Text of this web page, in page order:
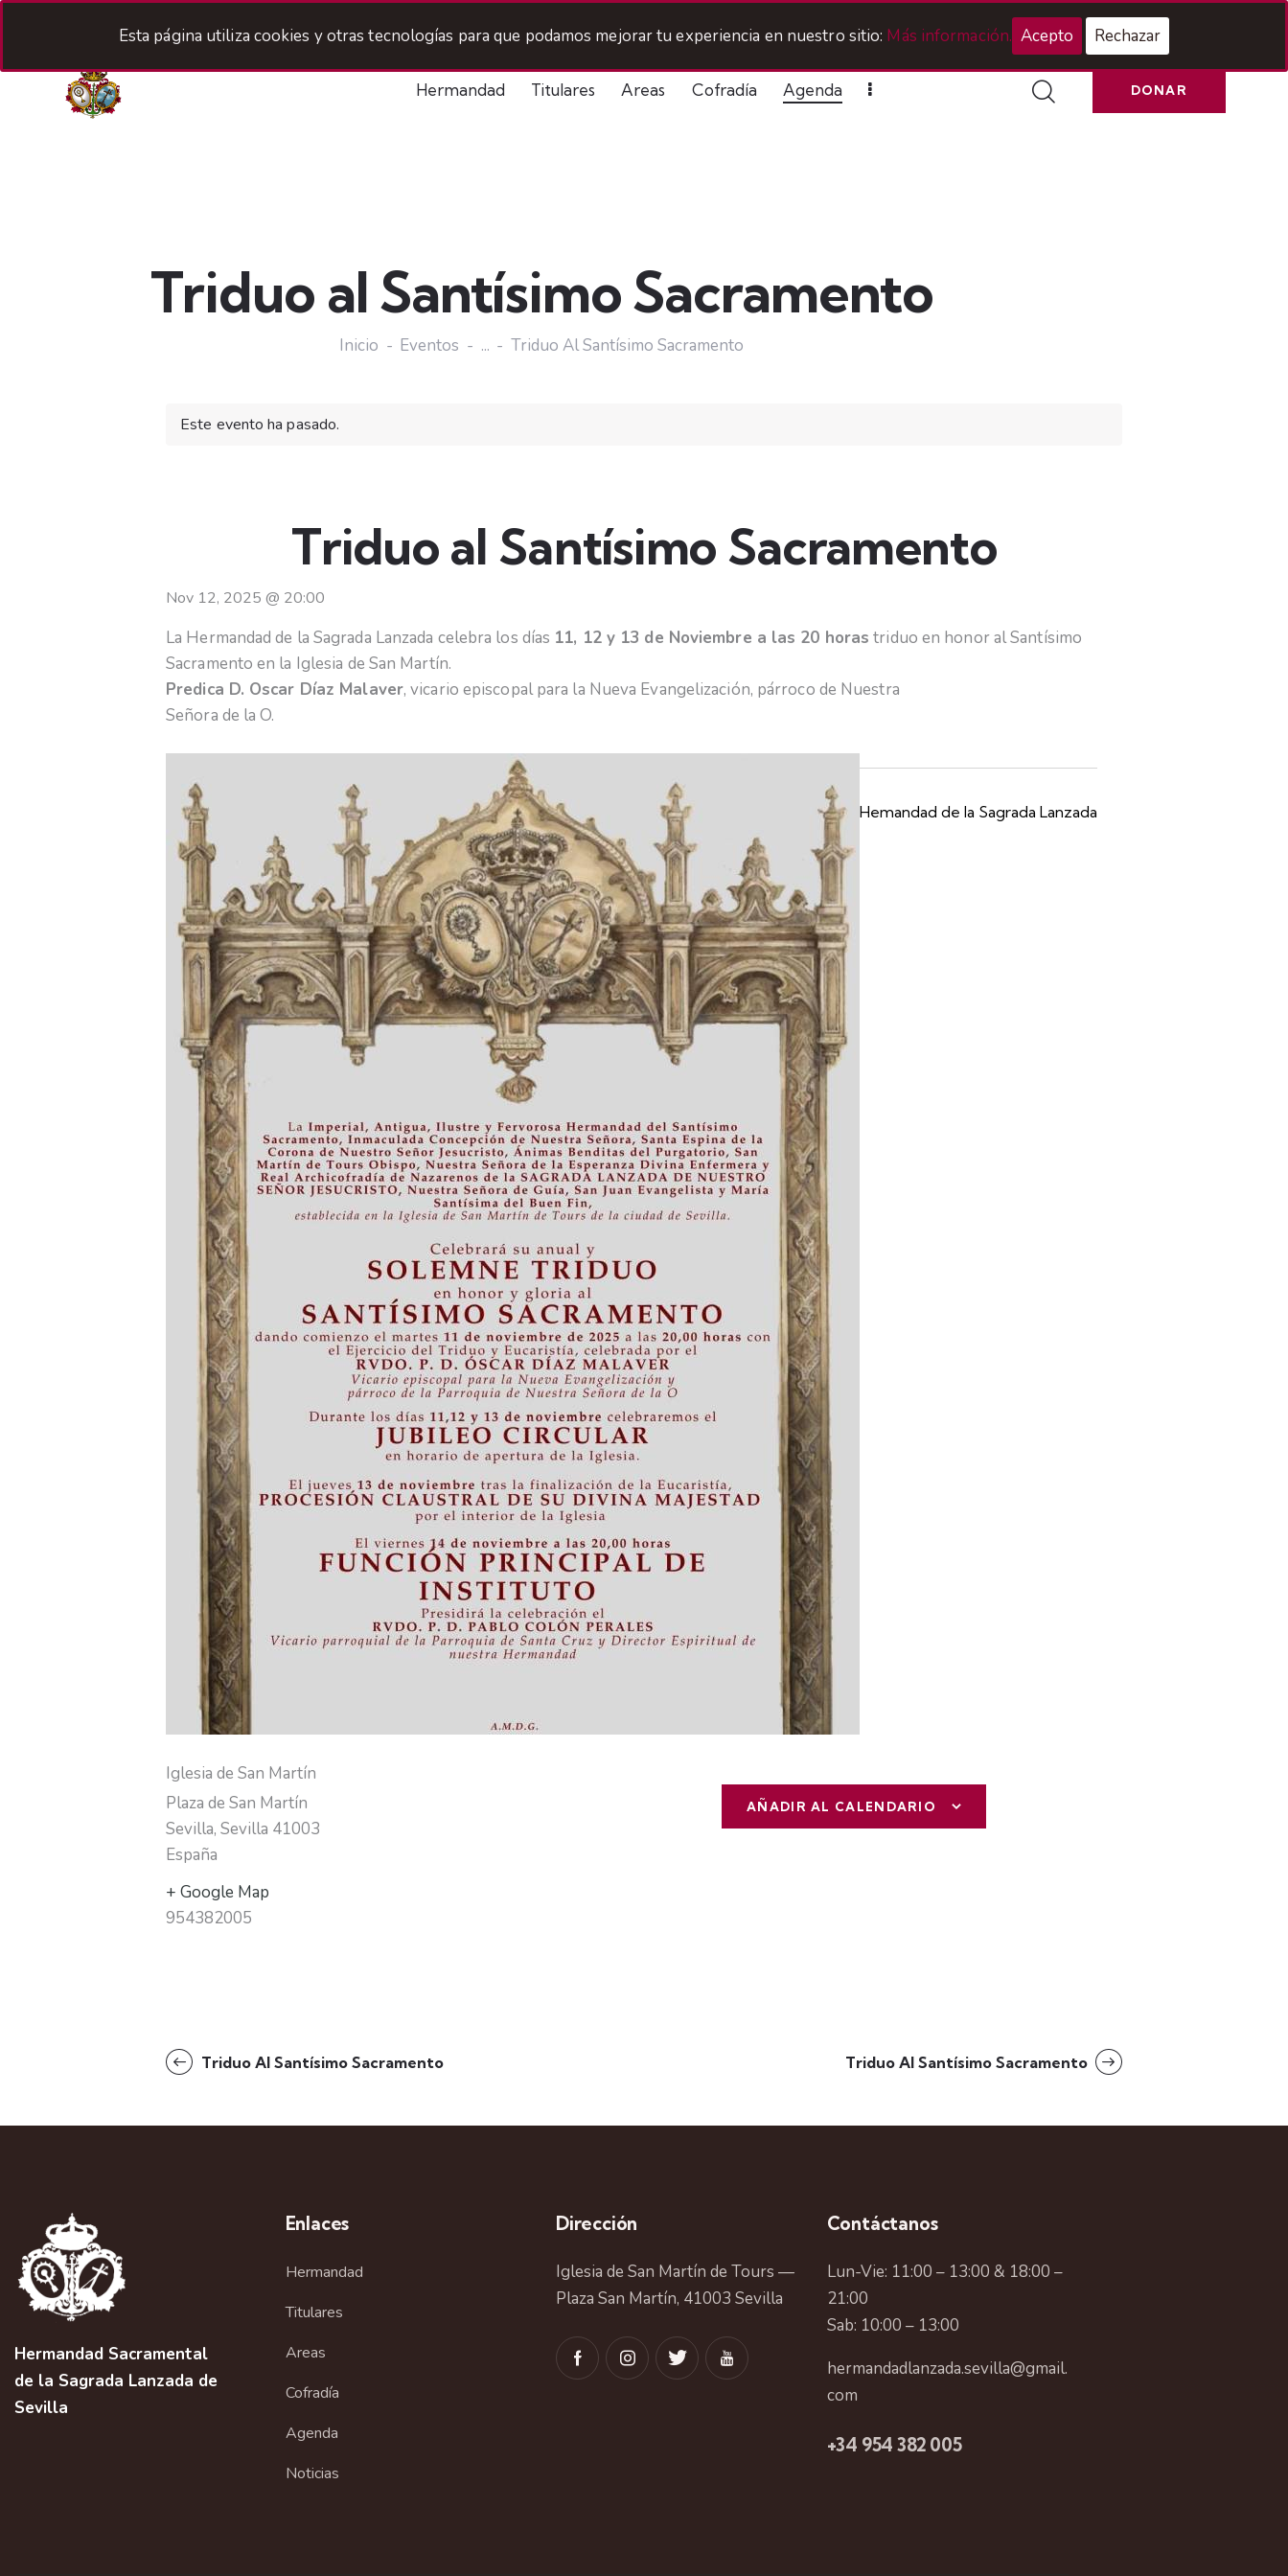
Acceso Hermanos
Hermandad Titulares Areas Cofradía Agenda DONAR
Triduo al Santísimo Sacramento
Inicio Eventos ... Triduo Al Santísimo Sacramento
Este evento ha pasado.
Triduo al Santísimo Sacramento
Nov 12, 2025 @ 20:00
La Hermandad de la Sagrada Lanzada celebra los días 11, 12 y 13 de Noviembre a las 20 horas triduo en honor al Santísimo
Sacramento en la Iglesia de San Martín.
Predica D. Oscar Díaz Malaver, vicario episcopal para la Nueva Evangelización, párroco de Nuestra
Señora de la O.
Hemandad de la Sagrada Lanzada
Iglesia de San Martín
Plaza de San Martín
Sevilla, Sevilla 41003
España
+ Google Map
954382005
AÑADIR AL CALENDARIO
N
v
ó
n
Triduo Al Santísimo Sacramento Triduo Al Santísimo Sacramento
Hermandad Sacramental
de la Sagrada Lanzada de
Sevilla
Enlaces
Hermandad
Titulares
Areas
Cofradía
Agenda
Noticias
Dirección
Iglesia de San Martín de Tours —
Plaza San Martín, 41003 Sevilla
Contáctanos
Lun-Vie: 11:00 – 13:00 & 18:00 –
21:00
Sab: 10:00 – 13:00
hermandadlanzada.sevilla@gmail.
com
+34 954 382 005
Esta página utiliza cookies y otras tecnologías para que podamos mejorar tu experiencia en nuestro sitio: Más información. Acepto Rechazar